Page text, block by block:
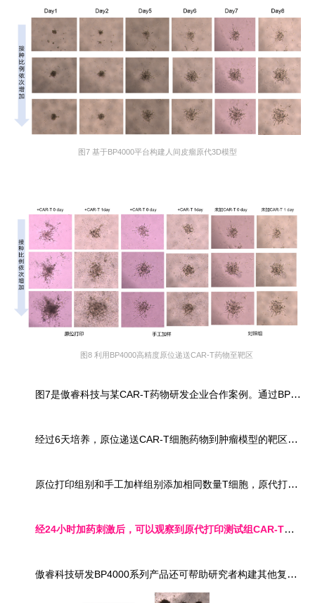
图7 基于BP4000平台构建人间皮瘤原代3D模型
图8 利用BP4000高精度原位递送CAR-T药物至靶区
图7是傲睿科技与某CAR-T药物研发企业合作案例。通过BP4000系统，设定不同参数，可制备
经过6天培养，原位递送CAR-T细胞药物到肿瘤模型的靶区域，图6中红色箭头标记为CAR-T细胞。
原位打印组别和手工加样组别添加相同数量T细胞，原代打印可将CAR-T细胞精确定位到原代肿瘤球上，而手工添加CAR-T细胞则分散在整个孔里，因而靶区CAR-T细胞细胞几乎不可见，可以预见手工加样方式下真正参与杀伤的CAR-T细胞远低于实验预期。
经24小时加药刺激后，可以观察到原代打印测试组CAR-T增殖杀伤效果明显优于手工添加组别。
傲睿科技研发BP4000系列产品还可帮助研究者构建其他复杂模型，如不同类型细胞团互作、结合MIMICUp系统研究静态/动态免疫共培养、不同掺杂方式构建肿瘤微环境以及3D水平高通量药物筛选等（图9）。